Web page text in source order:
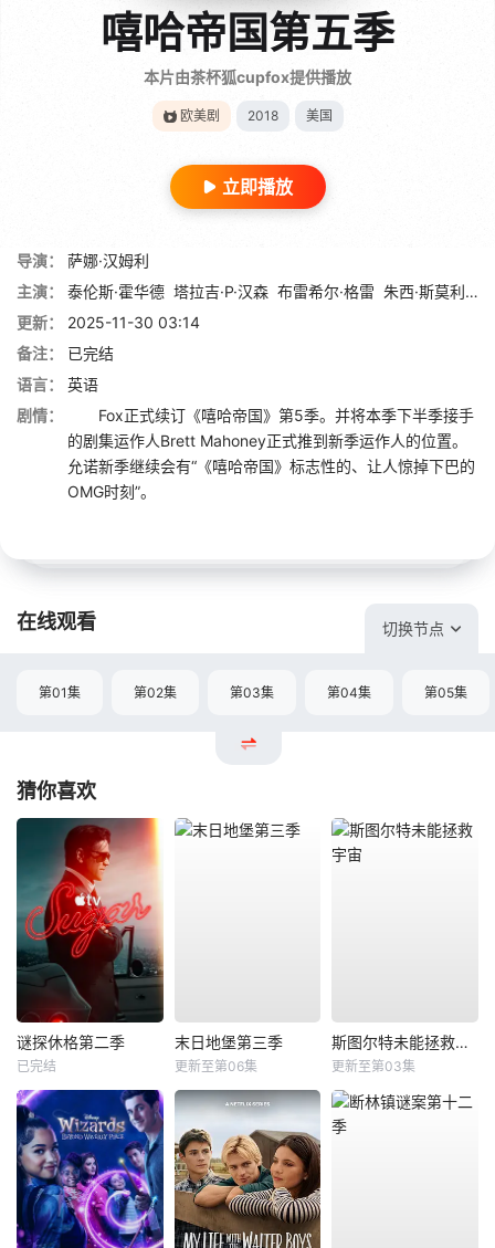
嘻哈帝国第五季
本片由茶杯狐cupfox提供播放
欧美剧 2018 美国
立即播放
导演：
萨娜·汉姆利
主演：
泰伦斯·霍华德 塔拉吉·P·汉森 布雷希尔·格雷 朱西·斯莫利特
更新：
2025-11-30 03:14
备注：
已完结
语言：
英语
剧情：
Fox正式续订《嘻哈帝国》第5季。并将本季下半季接手
的剧集运作人Brett Mahoney正式推到新季运作人的位置。
允诺新季继续会有“《嘻哈帝国》标志性的、让人惊掉下巴的
OMG时刻”。
在线观看 切换节点
第01集 第02集 第03集 第04集 第05集
猜你喜欢
谜探休格第二季
已完结
末日地堡第三季
更新至第06集
斯图尔特未能拯救宇宙
更新至第03集